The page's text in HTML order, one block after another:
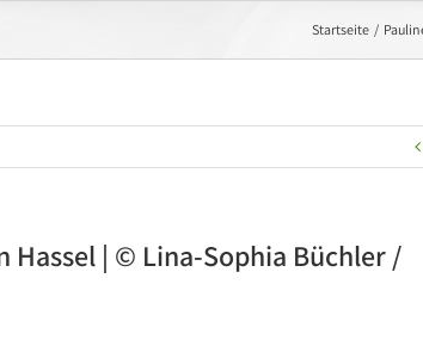
Startseite
Hassel | © Lina-Sophia Büchler /